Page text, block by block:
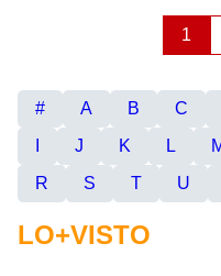
1
# A B C
J K L
R
S T U
LO+VISTO